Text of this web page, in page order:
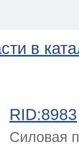
в
RID:8983
Силовая